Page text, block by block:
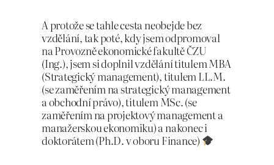
A protože se tahle cesta neobejde bez
vzdělání, tak poté, kdy jsem odpromoval
na Provozně ekonomické fakultě ČZU
(Ing.), jsem si doplnil vzdělání titulem MBA
(Strategický management), titulem LL.M.
(se zaměřením na strategický management
a obchodní právo), titulem MSc. (se
zaměřením na projektový management a
manažerskou ekonomiku) a nakonec i
doktorátem (Ph.D. v oboru Finance)